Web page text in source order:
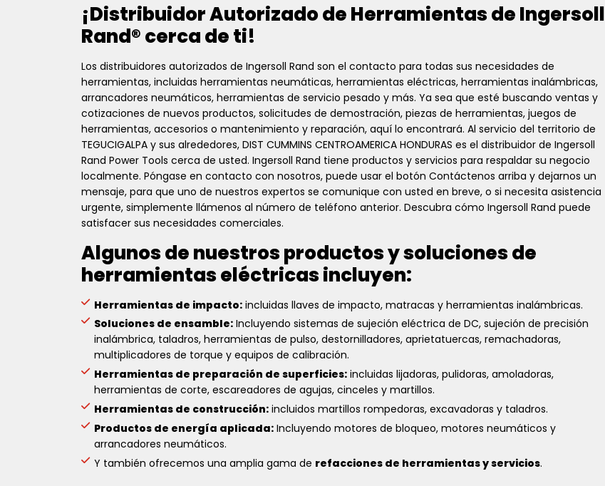
¡Distribuidor Autorizado de Herramientas de Ingersoll
Rand® cerca de ti!
Los distribuidores autorizados de Ingersoll Rand son el contacto para todas sus necesidades de
herramientas, incluidas herramientas neumáticas, herramientas eléctricas, herramientas inalámbricas,
arrancadores neumáticos, herramientas de servicio pesado y más. Ya sea que esté buscando ventas y
cotizaciones de nuevos productos, solicitudes de demostración, piezas de herramientas, juegos de
herramientas, accesorios o mantenimiento y reparación, aquí lo encontrará. Al servicio del territorio de
TEGUCIGALPA y sus alrededores, DIST CUMMINS CENTROAMERICA HONDURAS es el distribuidor de Ingersoll
Rand Power Tools cerca de usted. Ingersoll Rand tiene productos y servicios para respaldar su negocio
localmente. Póngase en contacto con nosotros, puede usar el botón Contáctenos arriba y dejarnos un
mensaje, para que uno de nuestros expertos se comunique con usted en breve, o si necesita asistencia
urgente, simplemente llámenos al número de teléfono anterior. Descubra cómo Ingersoll Rand puede
satisfacer sus necesidades comerciales.
Algunos de nuestros productos y soluciones de
herramientas eléctricas incluyen:
Herramientas de impacto: incluidas llaves de impacto, matracas y herramientas inalámbricas.
Soluciones de ensamble: Incluyendo sistemas de sujeción eléctrica de DC, sujeción de precisión
inalámbrica, taladros, herramientas de pulso, destornilladores, aprietatuercas, remachadoras,
multiplicadores de torque y equipos de calibración.
Herramientas de preparación de superficies: incluidas lijadoras, pulidoras, amoladoras,
herramientas de corte, escareadores de agujas, cinceles y martillos.
Herramientas de construcción: incluidos martillos rompedoras, excavadoras y taladros.
Productos de energía aplicada: Incluyendo motores de bloqueo, motores neumáticos y
arrancadores neumáticos.
Y también ofrecemos una amplia gama de refacciones de herramientas y servicios.